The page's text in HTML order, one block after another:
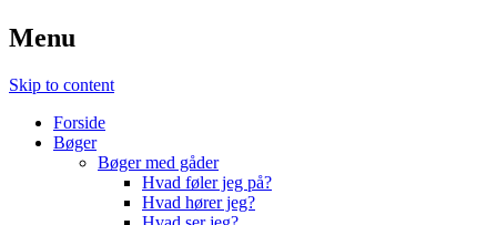
Menu
Skip to content
Forside
Bøger
Bøger med gåder
Hvad føler jeg på?
Hvad hører jeg?